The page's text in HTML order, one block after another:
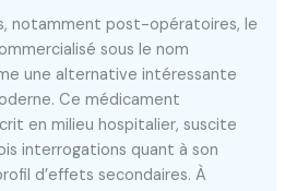
notamment post-opératoires, le
sous le nom
une alternative intéressante
Ce médicament
en milieu hospitalier, suscite
interrogations quant à son
d’effets secondaires. À